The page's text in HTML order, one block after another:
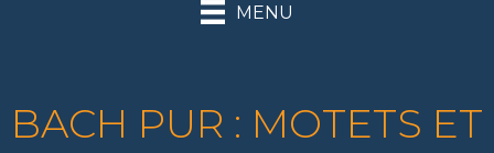
MENU
BACH PUR : MOTETS ET